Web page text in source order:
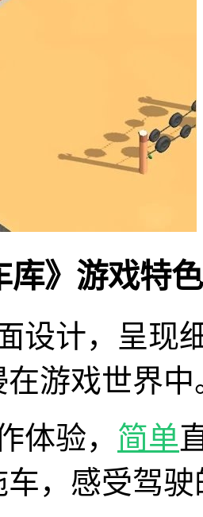
库》游戏特
设计，呈现
游戏世界中
体验， 简单
，感受驾